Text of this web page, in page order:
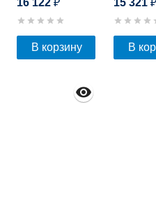
₽
В корзину
₽
В